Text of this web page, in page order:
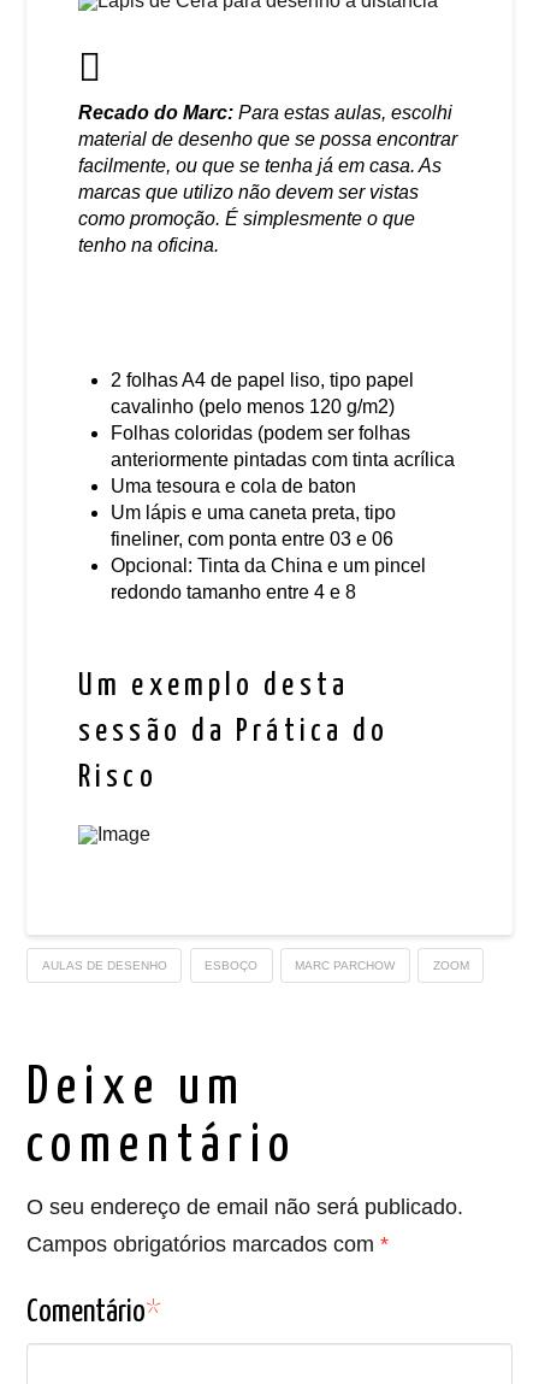
Recado do Marc: Para estas aulas, escolhi
material de desenho que se possa encontrar
facilmente, ou que se tenha já em casa. As
marcas que utilizo não devem ser vistas
como promoção. É simplesmente o que
tenho na oficina.
2 folhas A4 de papel liso, tipo papel
cavalinho (pelo menos 120 g/m2)
Folhas coloridas (podem ser folhas
anteriormente pintadas com tinta acrílica
Uma tesoura e cola de baton
Um lápis e uma caneta preta, tipo
fineliner, com ponta entre 03 e 06
Opcional: Tinta da China e um pincel
redondo tamanho entre 4 e 8
Um exemplo desta
sessão da Prática do
Risco
AULAS DE DESENHO ESBOÇO MARC PARCHOW ZOOM
Deixe um
comentário
O seu endereço de email não será publicado.
Campos obrigatórios marcados com*
Comentário*